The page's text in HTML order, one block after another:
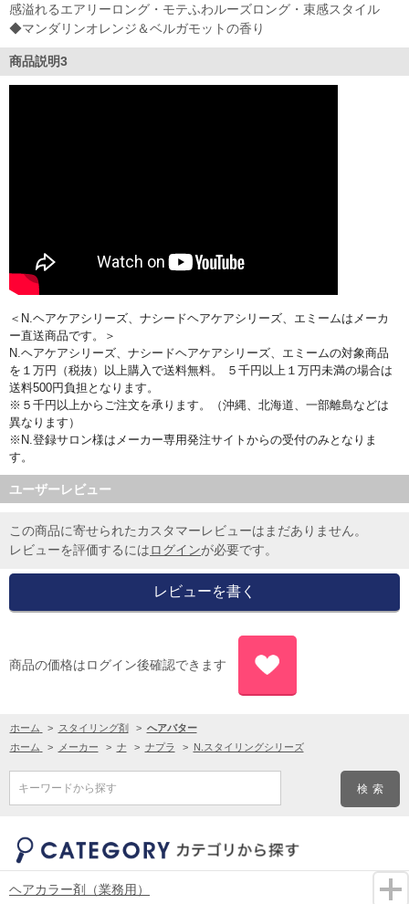
感溢れるエアリーロング・モテふわルーズロング・束感スタイル
◆マンダリンオレンジ＆ベルガモットの香り
商品説明3
＜N.ヘアケアシリーズ、ナシードヘアケアシリーズ、エミームはメーカ
ー直送商品です。＞
N.ヘアケアシリーズ、ナシードヘアケアシリーズ、エミームの対象商品
を１万円（税抜）以上購入で送料無料。 ５千円以上１万円未満の場合は
送料500円負担となります。
※５千円以上からご注文を承ります。（沖縄、北海道、一部離島などは
異なります）
※N.登録サロン様はメーカー専用発注サイトからの受付のみとなりま
す。
ユーザーレビュー
この商品に寄せられたカスタマーレビューはまだありません。
レビューを評価するにはログインが必要です。
商品の価格はログイン後確認できます
ホーム > スタイリング剤 > へアバター
ホーム
> メーカー > ナ > ナプラ > N.スタイリングシリーズ
キーワードから探す
ヘアカラー剤（業務用）